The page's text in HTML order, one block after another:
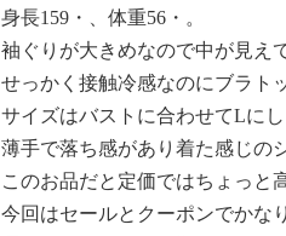
身長159・、体重56・。
袖ぐりが大きめなので中が見え
せっかく接触冷感なのにブラト
サイズはバストに合わせてLに
薄手で落ち感があり着た感じの
このお品だと定価ではちょっと
今回はセールとクーポンでかな